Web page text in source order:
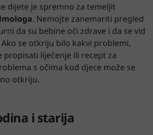
dijete je spremno za temeljit
. Nemojte zanemariti pregled
da su bebine oči zdrave i da se vid
se otkriju bilo kakvi problemi,
liječenje ili recept za
s očima kod djece može se
otkriju.
i starija